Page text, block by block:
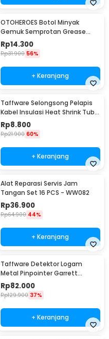
OTOHEROES Botol Minyak
Gemuk Semprotan Grease
Gun 250ml - Q001
Rp14.300
Rp31.900 56%
+ Keranjang
Taffware Selongsong Pelapis
Kabel Insulasi Heat Shrink Tube
127 PCS - RSG-AHZ
Rp8.800
Rp21.900 60%
+ Keranjang
Alat Reparasi Servis Jam
Tangan Set 16 PCS - WW082
Rp36.900
Rp64.900 44%
+ Keranjang
Taffware Detektor Logam
Metal Pinpointer Garrett
Waterproof - 1166000
Rp82.000
Rp129.900 37%
+ Keranjang